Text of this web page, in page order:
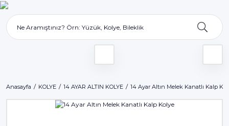
Anasayfa KOLYE 14 AYAR ALTIN KOLYE 14 Ayar Altın Melek Kanatlı Kalp